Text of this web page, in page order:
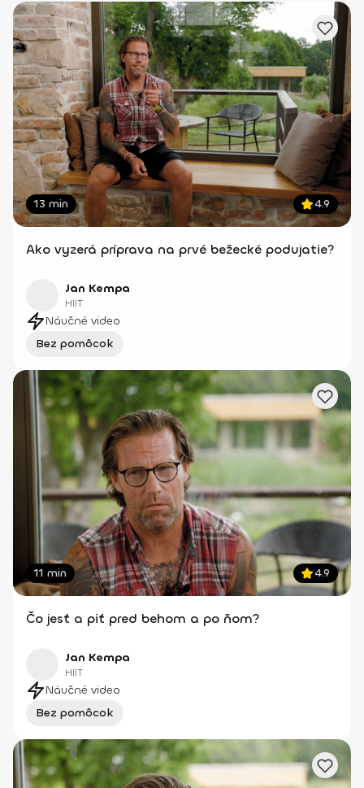
13 min 4.9
Ako vyzerá príprava na prvé bežecké podujatie?
Jan Kempa
HIIT
Náučné video
Bez pomôcok
11 min 4.9
Čo jesť a piť pred behom a po ňom?
Jan Kempa
HIIT
Náučné video
Bez pomôcok